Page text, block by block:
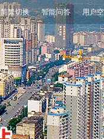
简繁切换 智能问答 用户